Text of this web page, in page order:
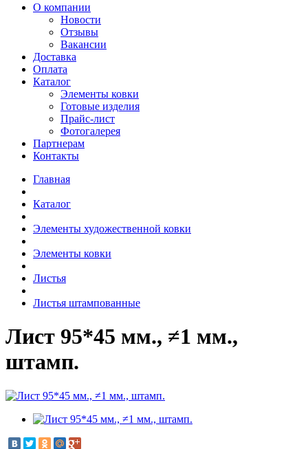
О компании
Новости
Отзывы
Вакансии
Доставка
Оплата
Каталог
Элементы ковки
Готовые изделия
Прайс-лист
Фотогалерея
Партнерам
Контакты
Главная
Каталог
Элементы художественной ковки
Элементы ковки
Листья
Листья штампованные
Лист 95*45 мм., ≠1 мм.,
штамп.